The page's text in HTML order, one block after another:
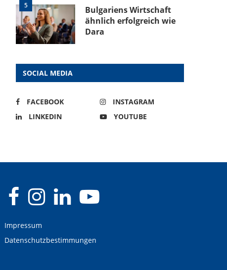
5
Bulgariens Wirtschaft
ähnlich erfolgreich wie
Dara
SOCIAL MEDIA
FACEBOOK
INSTAGRAM
LINKEDIN
YOUTUBE
Impressum
Datenschutzbestimmungen